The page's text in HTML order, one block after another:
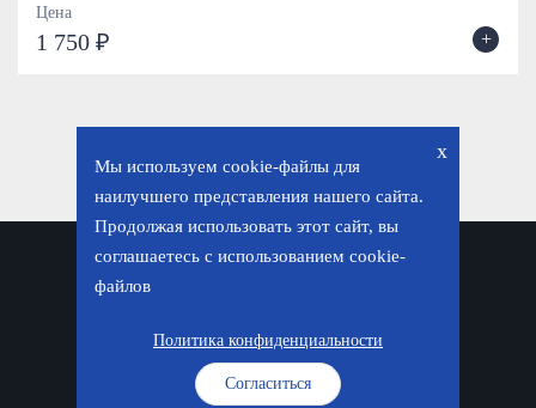
Цена
1 750 ₽ +
x
Мы используем cookie-файлы для
наилучшего представления нашего сайта.
Продолжая использовать этот сайт, вы
соглашаетесь с использованием cookie-
файлов
Согласиться
Политика конфиденциальности